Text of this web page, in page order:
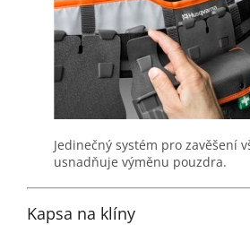
Jedinečný systém pro zavěšení
usnadňuje výměnu pouzdra.
Kapsa na klíny